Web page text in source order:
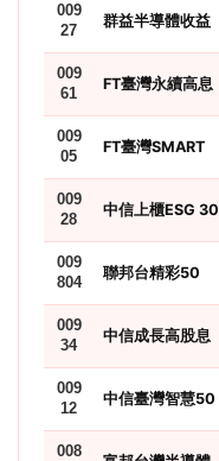
009
27
群益半導體收益
009
61
FT臺灣永續高息
009
05
FT臺灣SMART
009
28
中信上櫃ESG 30
009
804
聯邦台精彩50
009
34
中信成長高股息
009
12
中信臺灣智慧50
008